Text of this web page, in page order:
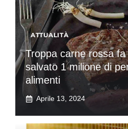
ATTUALITÀ
Troppa carne rossa
salvato 1 milione di
alimenti
Aprile 13, 2024